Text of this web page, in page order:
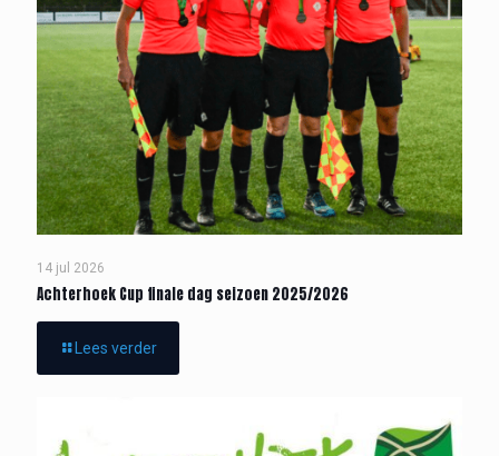
14 jul 2026
Achterhoek Cup finale dag seizoen 2025/2026
Lees verder